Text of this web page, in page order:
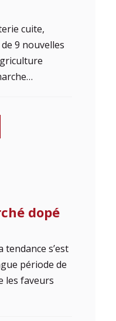
cuite,
9 nouvelles
dopé
tendance s’est
période de
les faveurs